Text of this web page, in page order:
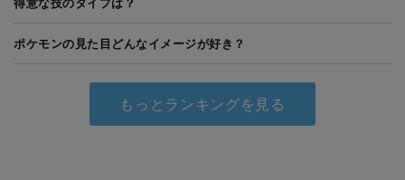
ポケモンの見た目どんなイメージが好き？
もっとランキングを見る